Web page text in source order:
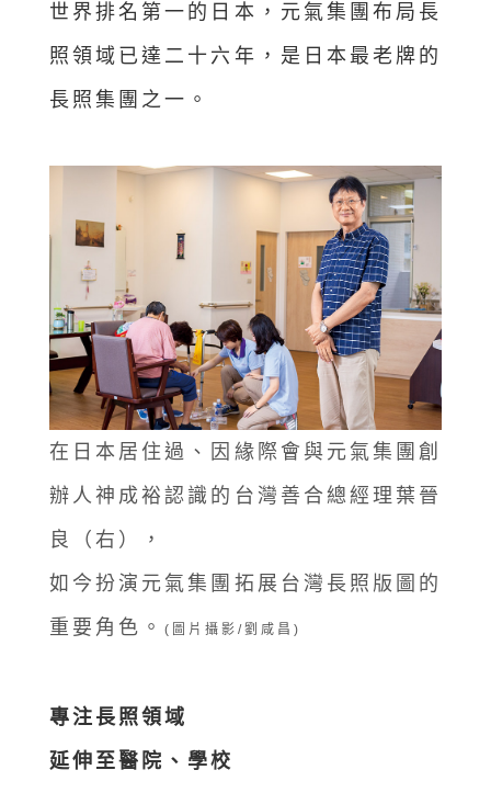
世界排名第一的日本，元氣集團布局長
照領域已達二十六年，是日本最老牌的
長照集團之一。
在日本居住過、因緣際會與元氣集團創
辦人神成裕認識的台灣善合總經理葉晉
良（右），
如今扮演元氣集團拓展台灣長照版圖的
重要角色。
(圖片攝影/劉咸昌)
專注長照領域
延伸至醫院、學校